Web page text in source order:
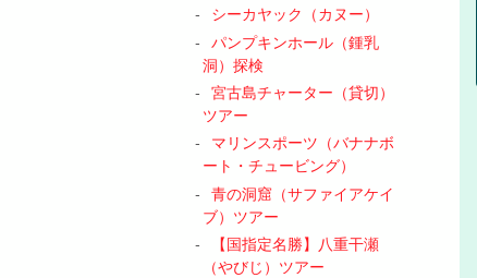
シーカヤック（カヌー）
パンプキンホール（鍾乳
洞）探検
宮古島チャーター（貸切）
ツアー
マリンスポーツ（バナナボ
ート・チュービング）
青の洞窟（サファイアケイ
ブ）ツアー
【国指定名勝】八重干瀬
（やびじ）ツアー